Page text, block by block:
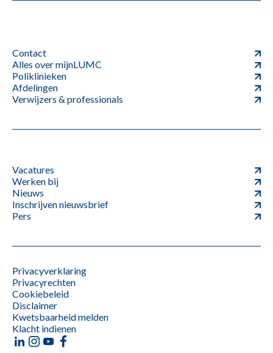
Contact
Alles over mijnLUMC
Poliklinieken
Afdelingen
Verwijzers & professionals
Vacatures
Werken bij
Nieuws
Inschrijven nieuwsbrief
Pers
Privacyverklaring
Privacyrechten
Cookiebeleid
Disclaimer
Kwetsbaarheid melden
Klacht indienen